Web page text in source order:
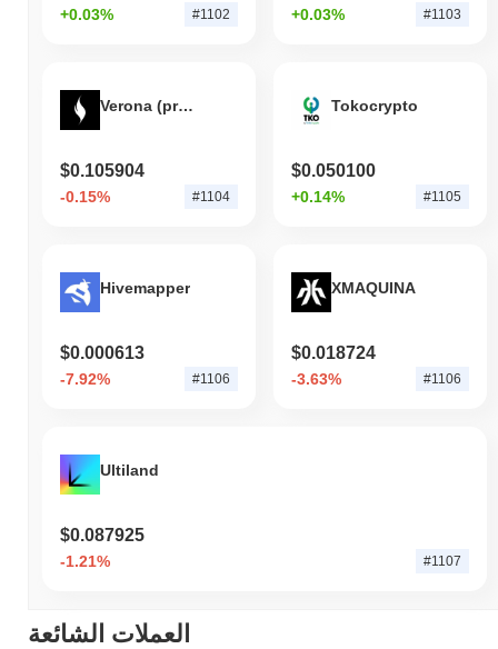
+0.03% #1102 +0.03% #1103
Verona (prev. XION)
$0.105904
-0.15% #1104
Tokocrypto
$0.050100
+0.14% #1105
Hivemapper
$0.000613
-7.92% #1106
XMAQUINA
$0.018724
-3.63% #1106
Ultiland
$0.087925
-1.21% #1107
العملات الشائعة